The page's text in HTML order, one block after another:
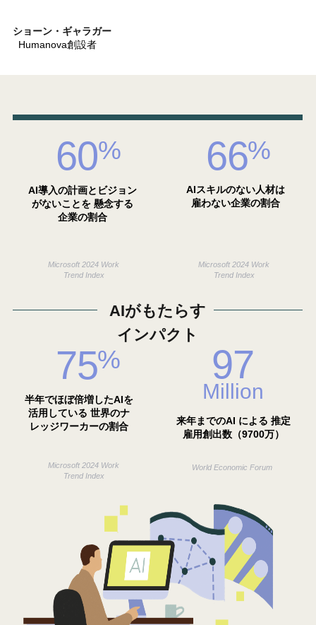
ショーン・ギャラガー
Humanova創設者
AI導入の計画とビジョン
がないことを 懸念する
企業の割合
66%
AIスキルのない人材は
雇わない企業の割合
75%
半年でほぼ倍増したAIを
活用している 世界のナ
レッジワーカーの割合
AIがもたらす
インパクト
60%
Microsoft 2024 Work
Trend Index
Microsoft 2024 Work
Trend Index
Microsoft 2024 Work
Trend Index
97
Million
来年までのAI による 推定
雇用創出数（9700万）
World Economic Forum